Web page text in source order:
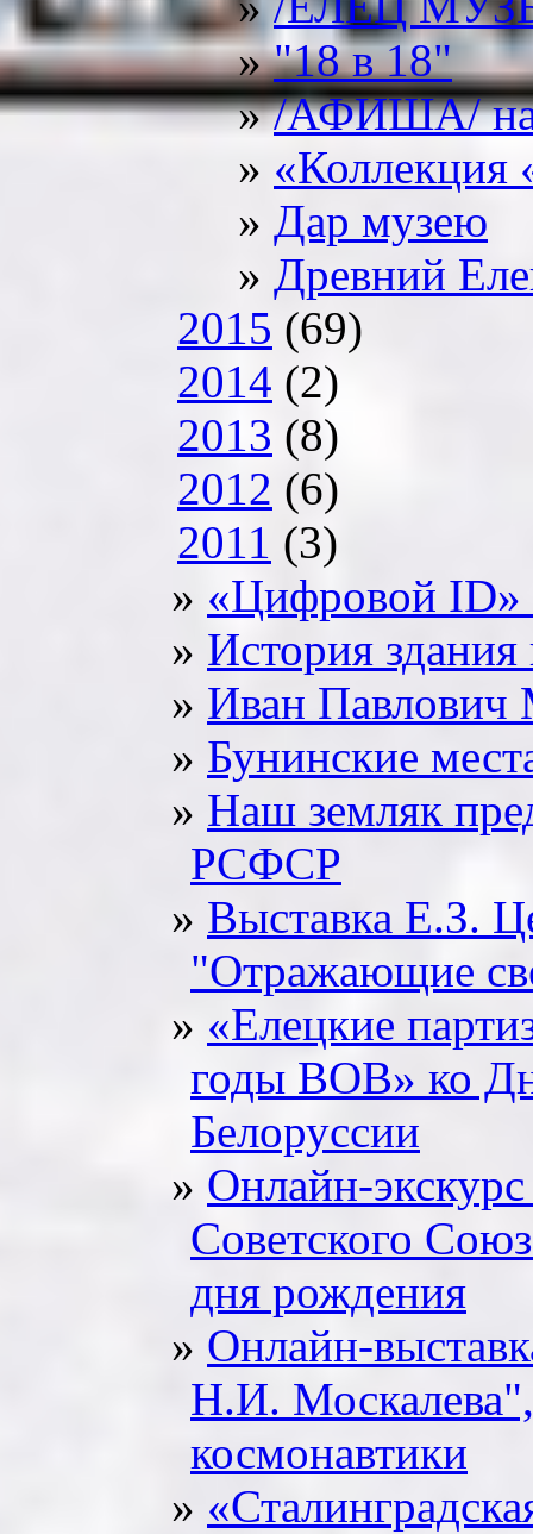
"18 в 18"
/АФИША/ на
«Коллекция
Дар музею
Древний
2015 (69)
2014 (2)
2013 (8)
2012 (6)
2011 (3)
«Цифровой
История
Иван Павлович
Бунинские
Наш земляк
РСФСР
Выставка Е.З.
"Отражающие
«Елецкие
годы ВОВ» ко
Белоруссии
Онлайн-
Советского
дня рождения
Онлайн-
Н.И.
космонавтики